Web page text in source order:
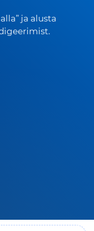
ja alusta